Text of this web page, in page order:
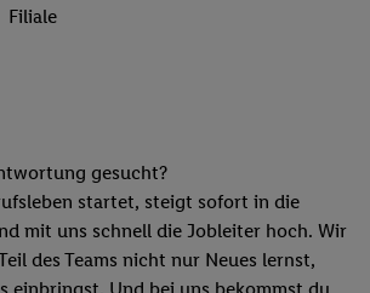
Filiale
gesucht?
startet, steigt sofort in die
mit uns schnell die Jobleiter hoch. Wir
des Teams nicht nur Neues lernst,